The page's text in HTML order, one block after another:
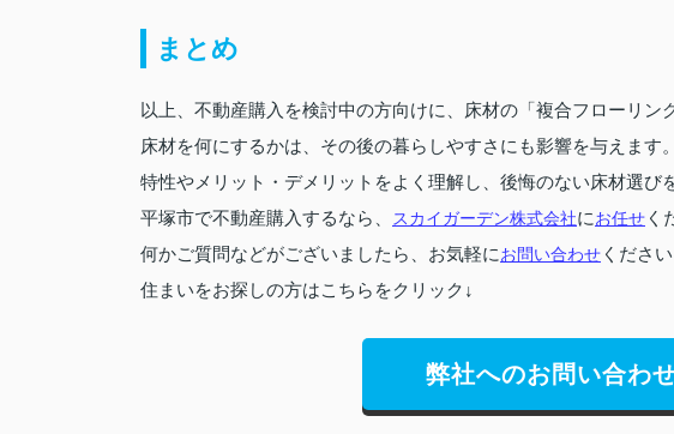
まとめ
以上、不動産購入を検討中の方向けに、床材の「複合フローリン
床材を何にするかは、その後の暮らしやすさにも影響を与えます。
特性やメリット・デメリットをよく理解し、後悔のない床材選び
平塚市で不動産購入するなら、
スカイガーデン株式会社にお任せ く
何かご質問などがございましたら、お気軽にお問い合わせ ください
住まいをお探しの方はこちらをクリック↓
弊社へのお問い合わ